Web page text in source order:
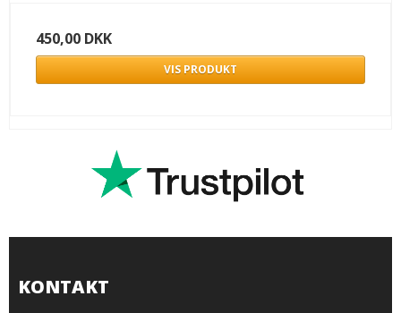
450,00 DKK
VIS PRODUKT
KONTAKT